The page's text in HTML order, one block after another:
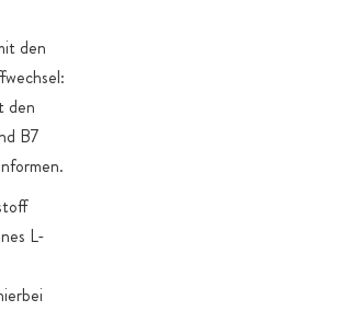
den
den
B7
L-